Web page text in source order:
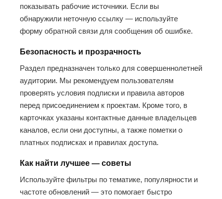
показывать рабочие источники. Если вы
обнаружили неточную ссылку — используйте
форму обратной связи для сообщения об ошибке.
Безопасность и прозрачность
Раздел предназначен только для совершеннолетней
аудитории. Мы рекомендуем пользователям
проверять условия подписки и правила авторов
перед присоединением к проектам. Кроме того, в
карточках указаны контактные данные владельцев
каналов, если они доступны, а также пометки о
платных подписках и правилах доступа.
Как найти лучшее — советы
Используйте фильтры по тематике, популярности и
частоте обновлений — это помогает быстро